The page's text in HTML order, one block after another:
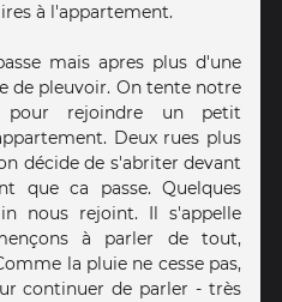
à l'appartement.
mais apres plus d'une
de pleuvoir. On tente notre
pour rejoindre un petit
Deux rues plus
décide de s'abriter devant
que ca passe. Quelques
nous rejoint. Il s'appelle
à parler de tout,
la pluie ne cesse pas,
continuer de parler - très